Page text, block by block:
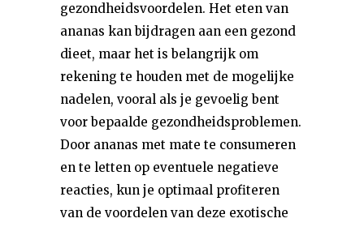
gezondheidsvoordelen. Het eten van
ananas kan bijdragen aan een gezond
dieet, maar het is belangrijk om
rekening te houden met de mogelijke
nadelen, vooral als je gevoelig bent
voor bepaalde gezondheidsproblemen.
Door ananas met mate te consumeren
en te letten op eventuele negatieve
reacties, kun je optimaal profiteren
van de voordelen van deze exotische